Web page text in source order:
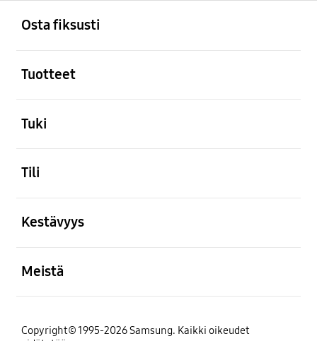
Osta fiksusti
Tuotteet
Tuki
Tili
Kestävyys
Meistä
Copyright© 1995-2026 Samsung. Kaikki oikeudet